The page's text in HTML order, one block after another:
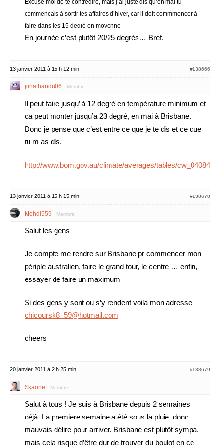
Excuse moi de te contredire, mais j’ai juste dis qu’en mai tu
commencais à sortir tes affaires d’hiver, car il doit commmencer à
faire dans les 15 degré en moyenne
En journée c’est plutôt 20/25 degrés… Bref.
13 janvier 2011 à 15 h 12 min #138666
jonathandu06 Membre
Il peut faire jusqu’ à 12 degré en température minimum et
ca peut monter jusqu’a 23 degré, en mai à Brisbane.
Donc je pense que c’est entre ce que je te dis et ce que
tu m as dis.
http://www.bom.gov.au/climate/averages/tables/
13 janvier 2011 à 15 h 15 min #138678
Mehdi559 Membre
Salut les gens
Je compte me rendre sur Brisbane pr commencer mon
périple australien, faire le grand tour, le centre … enfin,
essayer de faire un maximum
Si des gens y sont ou s’y rendent voila mon adresse
chicoursk8_59@hotmail.com
cheers
20 janvier 2011 à 2 h 25 min #138679
Skaone Membre
Salut à tous ! Je suis à Brisbane depuis 2 semaines
déjà. La premiere semaine a été sous la pluie, donc
mauvais délire pour arriver. Brisbane est plutôt sympa,
mais cela risque d’être dur de trouver du boulot en ce